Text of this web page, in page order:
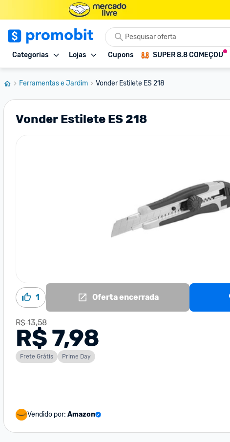
Categorias Lojas Cupons SUPER 8.8 COMEÇOU
Ferramentas e Jardim Vonder Estilete ES 218
Vonder Estilete ES 218
1 Oferta encerrada
R$ 13,58
R$ 7,98
Frete Grátis Prime Day
Vendido por: Amazon